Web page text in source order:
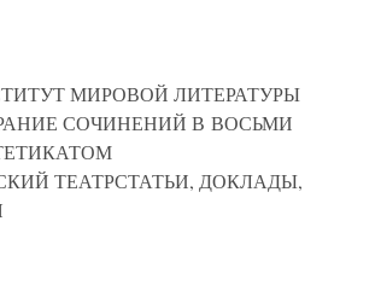
МИРОВОЙ ЛИТЕРАТУРЫ
СОЧИНЕНИЙ В ВОСЬМИ
ТЕАТРСТАТЬИ, ДОКЛАДЫ,